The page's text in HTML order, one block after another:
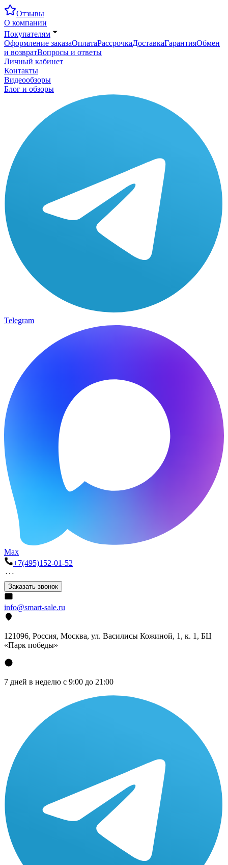
Отзывы
О компании
Покупателям
Оформление заказаОплатаРассрочкаДоставкаГарантияОбмен
и возвратВопросы и ответы
Личный кабинет
Контакты
Видеообзоры
Блог и обзоры
Telegram
Max
+7(495)152-01-52
Заказать звонок
info@smart-sale.ru
121096, Россия, Москва, ул. Василисы Кожиной, 1, к. 1, БЦ
«Парк победы»
7 дней в неделю с 9:00 до 21:00